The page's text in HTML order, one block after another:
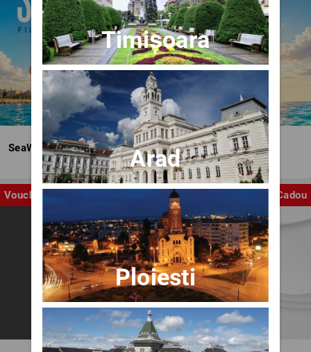
SeaWave Film & Arts Festival editia IV
Voucher Cadou
Timișoara
Arad
Ploiesti